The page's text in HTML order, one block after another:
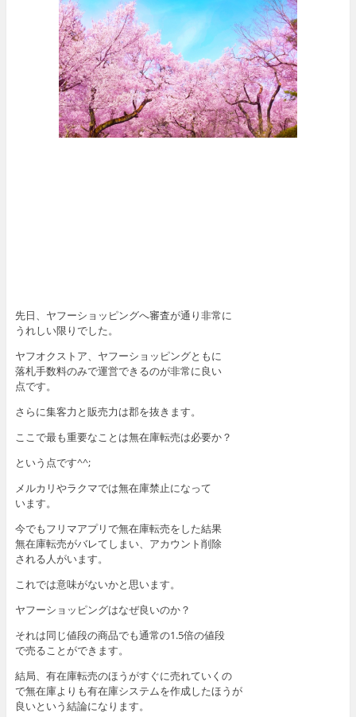
先日、ヤフーショッピングへ審査が通り非常に
うれしい限りでした。
ヤフオクストア、ヤフーショッピングともに
落札手数料のみで運営できるのが非常に良い
点です。
さらに集客力と販売力は郡を抜きます。
ここで最も重要なことは無在庫転売は必要か？
という点です^^;
メルカリやラクマでは無在庫禁止になって
います。
今でもフリマアプリで無在庫転売をした結果
無在庫転売がバレてしまい、アカウント削除
される人がいます。
これでは意味がないかと思います。
ヤフーショッピングはなぜ良いのか？
それは同じ値段の商品でも通常の1.5倍の値段
で売ることができます。
結局、有在庫転売のほうがすぐに売れていくの
で無在庫よりも有在庫システムを作成したほうが
良いという結論になります。